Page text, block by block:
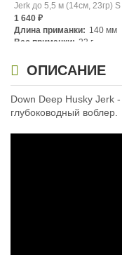
Jerk до 5,5 м (14см, 23гр) S
1 640 ₽
Длина приманки: 140 мм
Вес приманки: 23 г
Номер крючка:4
Нет в наличии
ОПИСАНИЕ
Down Deep Husky Jerk
глубоководный воблер.